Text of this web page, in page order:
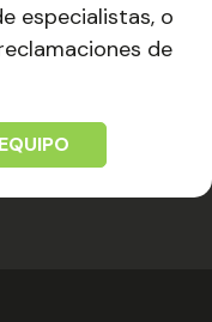
especialistas, o
de